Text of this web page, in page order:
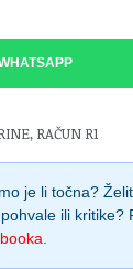
, RAČUN R1
je li točna?
ili kritike?